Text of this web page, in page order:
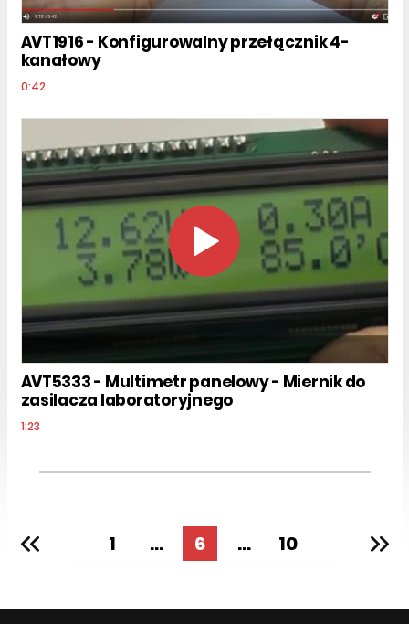
AVT1916 - Konfigurowalny przełącznik 4-
kanałowy
0:42
AVT5333 - Multimetr panelowy - Miernik do
zasilacza laboratoryjnego
1:23
1 ... 6 ... 10